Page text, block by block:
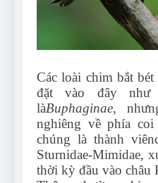
Các loài chim bắt
đặt vào đây
làBuphaginae,
nghiêng về phía
chúng là thành
Sturnidae-Mimidae,
thời kỳ đầu vào châu